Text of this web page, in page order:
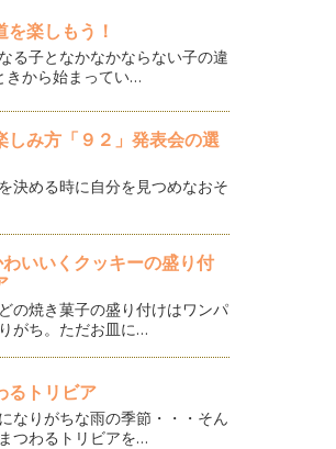
を楽しもう！
る子となかなかならない子の違
きから始まってい…
しみ方「９２」発表会の選
決める時に自分を見つめなおそ
いいくクッキーの盛り付
の焼き菓子の盛り付けはワンパ
がち。ただお皿に…
るトリビア
なりがちな雨の季節・・・そん
つわるトリビアを…